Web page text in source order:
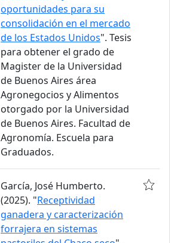
oportunidades para su
consolidación en el mercado
de los Estados Unidos". Tesis
para obtener el grado de
Magister de la Universidad
de Buenos Aires área
Agronegocios y Alimentos
otorgado por la Universidad
de Buenos Aires. Facultad de
Agronomía. Escuela para
Graduados.
García, José Humberto.
(2025). "Receptividad
ganadera y caracterización
forrajera en sistemas